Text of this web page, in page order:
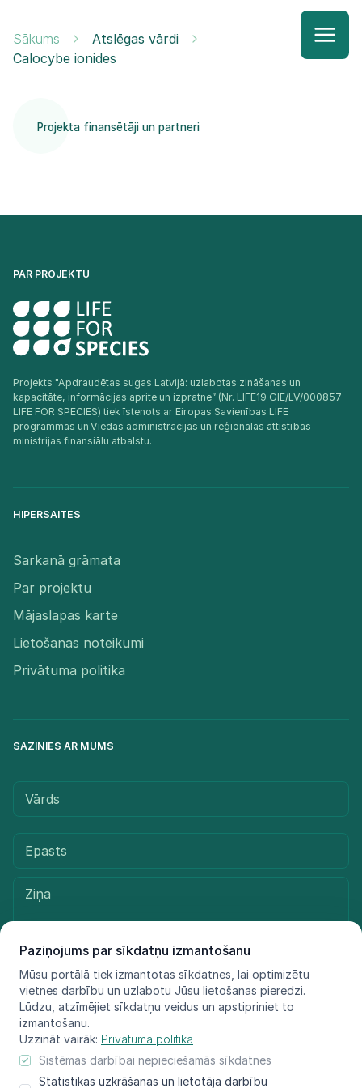
Paziņojums par sīkdatņu izmantošanu
Mūsu portālā tiek izmantotas sīkdatnes, lai optimizētu
vietnes darbību un uzlabotu Jūsu lietošanas pieredzi.
Lūdzu, atzīmējiet sīkdatņu veidus un apstipriniet to
izmantošanu.
Uzzināt vairāk: Privātuma politika
Sistēmas darbībai nepieciešamās sīkdatnes
Statistikas uzkrāšanas un lietotāja darbību
Sākums
Atslēgas vārdi
Calocybe ionides
Projekta finansētāji un partneri
PAR PROJEKTU
Projekts "Apdraudētas sugas Latvijā: uzlabotas zināšanas un
kapacitāte, informācijas aprite un izpratne” (Nr. LIFE19 GIE/LV/000857 –
LIFE FOR SPECIES) tiek īstenots ar Eiropas Savienības LIFE
programmas un Viedās administrācijas un reģionālās attīstības
ministrijas finansiālu atbalstu.​
HIPERSAITES
Sarkanā grāmata
Par projektu
Mājaslapas karte
Lietošanas noteikumi
Privātuma politika
SAZINIES AR MUMS
Sūtīt ziņu
© LIFE FOR SPECIES, 2021 - 2025
Informācija atspoguļo tikai projekta LIFE FOR SPECIES īstenotāju